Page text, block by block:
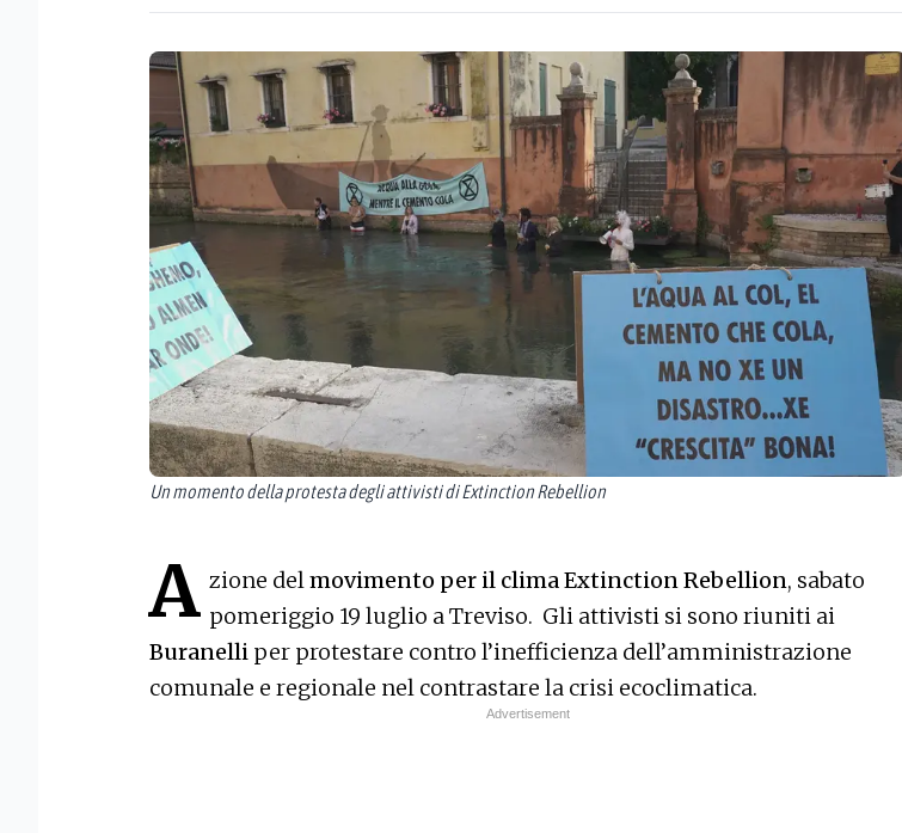
Un momento della protesta degli attivisti di Extinction Rebellion
A zione delmovimento per il clima Extinction Rebellion, sabato
pomeriggio 19 luglio a Treviso. Gli attivisti si sono riuniti ai
Buranelli per protestare contro l’inefficienza dell’amministrazione
comunale e regionale nel contrastare la crisi ecoclimatica.